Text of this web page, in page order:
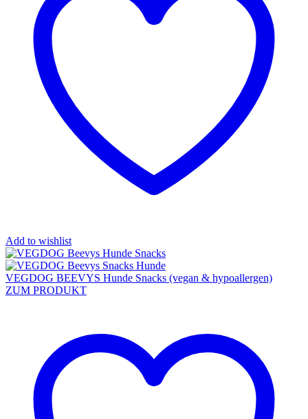
Add to wishlist
VEGDOG BEEVYS Hunde Snacks (vegan & hypoallergen)
ZUM PRODUKT